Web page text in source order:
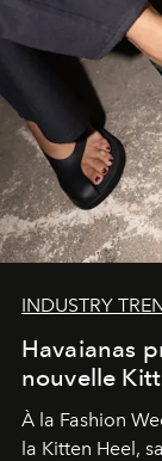
INDUSTRY
Havaianas
nouvelle
À la Fashion
la Kitten Heel,